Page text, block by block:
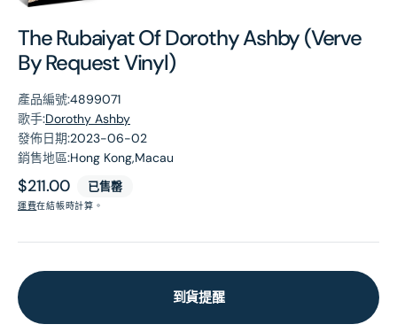
The Rubaiyat Of Dorothy Ashby (Verve
By Request Vinyl)
產品編號:4899071
歌手:Dorothy Ashby
發佈日期:2023-06-02
銷售地區:Hong Kong,Macau
原
價
$211.00 已售罄
運費在結帳時計算。
到貨提醒